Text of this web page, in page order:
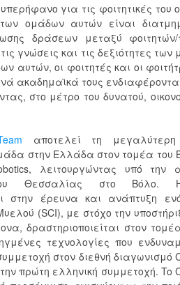
για τις φοιτητικές του
ομάδων αυτών είναι
δράσεων μεταξύ
γνώσεις και τις δεξιότητες των
οι φοιτητές και οι
ακαδημαϊκά τους
στο μέτρο του δυνατού,
αποτελεί τη μεγαλύτερη
στην Ελλάδα στον τομέα του
λειτουργώντας υπό την
Θεσσαλίας στο
στην έρευνα και ανάπτυξη
(SCI), με στόχο την
δραστηριοποιείται στον
τεχνολογίες που
στον διεθνή διαγωνισμό
πρώτη ελληνική συμμετοχή. To